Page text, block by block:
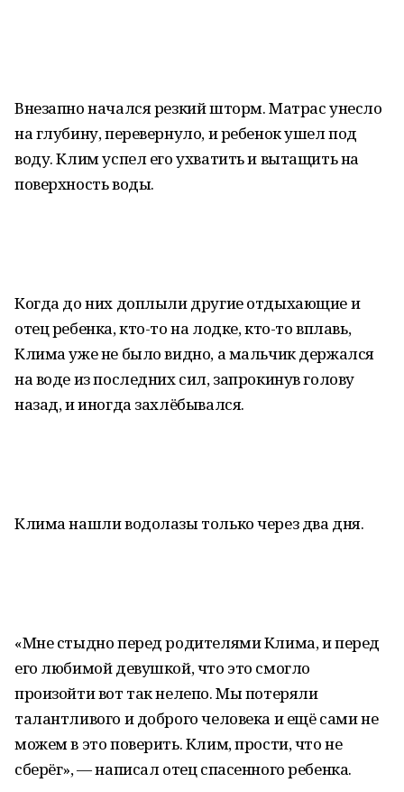
Внезапно начался резкий шторм. Матрас унесло
на глубину, перевернуло, и ребенок ушел под
воду. Клим успел его ухватить и вытащить на
поверхность воды.
Когда до них доплыли другие отдыхающие и
отец ребенка, кто-то на лодке, кто-то вплавь,
Клима уже не было видно, а мальчик держался
на воде из последних сил, запрокинув голову
назад, и иногда захлёбывался.
Клима нашли водолазы только через два дня.
«Мне стыдно перед родителями Клима, и перед
его любимой девушкой, что это смогло
произойти вот так нелепо. Мы потеряли
талантливого и доброго человека и ещё сами не
можем в это поверить. Клим, прости, что не
сберёг», — написал отец спасенного ребенка.